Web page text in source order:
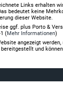
Links erhalten
bedeutet keine
dieser Website.
ggf. plus Porto &
(Mehr Informationen)
angezeigt werden,
und